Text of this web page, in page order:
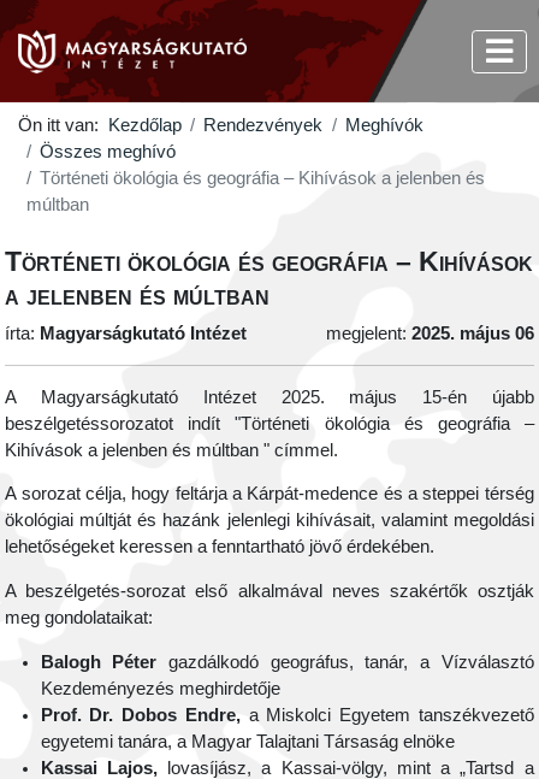
Ön itt van: Kezdőlap Rendezvények
Meghívók
Összes meghívó
Történeti ökológia és geográfia – Kihívások a jelenben és
múltban
Történeti ökológia és geográfia – Kihívások
a jelenben és múltban
írta: Magyarságkutató Intézet megjelent: 2025. május 06
A Magyarságkutató Intézet 2025. május 15-én újabb
beszélgetéssorozatot indít "Történeti ökológia és geográfia –
Kihívások a jelenben és múltban " címmel.
A sorozat célja, hogy feltárja a Kárpát-medence és a steppei térség
ökológiai múltját és hazánk jelenlegi kihívásait, valamint megoldási
lehetőségeket keressen a fenntartható jövő érdekében.
A beszélgetés-sorozat első alkalmával neves szakértők osztják
meg gondolataikat:
Balogh Péter gazdálkodó geográfus, tanár, a Vízválasztó
Kezdeményezés meghirdetője
Prof. Dr. Dobos Endre,a Miskolci Egyetem tanszékvezető
egyetemi tanára, a Magyar Talajtani Társaság elnöke
Kassai Lajos, lovasíjász, a Kassai-völgy, mint a „Tartsd a